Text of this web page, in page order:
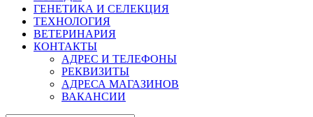
ГЕНЕТИКА И СЕЛЕКЦИЯ
ТЕХНОЛОГИЯ
ВЕТЕРИНАРИЯ
КОНТАКТЫ
АДРЕС И ТЕЛЕФОНЫ
РЕКВИЗИТЫ
АДРЕСА МАГАЗИНОВ
ВАКАНСИИ